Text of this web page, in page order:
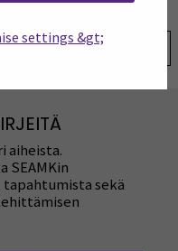
settings &gt;
aiheista.
SEAMKin
sekä